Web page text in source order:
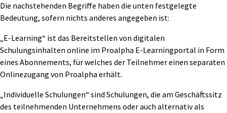
Die nachstehenden Begriffe haben die unten festgelegte
Bedeutung, sofern nichts anderes angegeben ist:
„E-Learning“ ist das Bereitstellen von digitalen
Schulungsinhalten online im Proalpha E-Learningportal in Form
eines Abonnements, für welches der Teilnehmer einen separaten
Onlinezugang von Proalpha erhält.
„Individuelle Schulungen“ sind Schulungen, die am Geschäftssitz
des teilnehmenden Unternehmens oder auch alternativ als